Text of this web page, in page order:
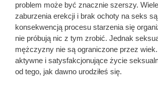
problem może być znacznie szerszy.
zaburzenia erekcji i brak ochoty na seks
konsekwencją procesu starzenia się
nie próbują nic z tym zrobić. Jednak
mężczyzny nie są ograniczone przez
aktywne i satysfakcjonujące życie
od tego, jak dawno urodziłeś się.